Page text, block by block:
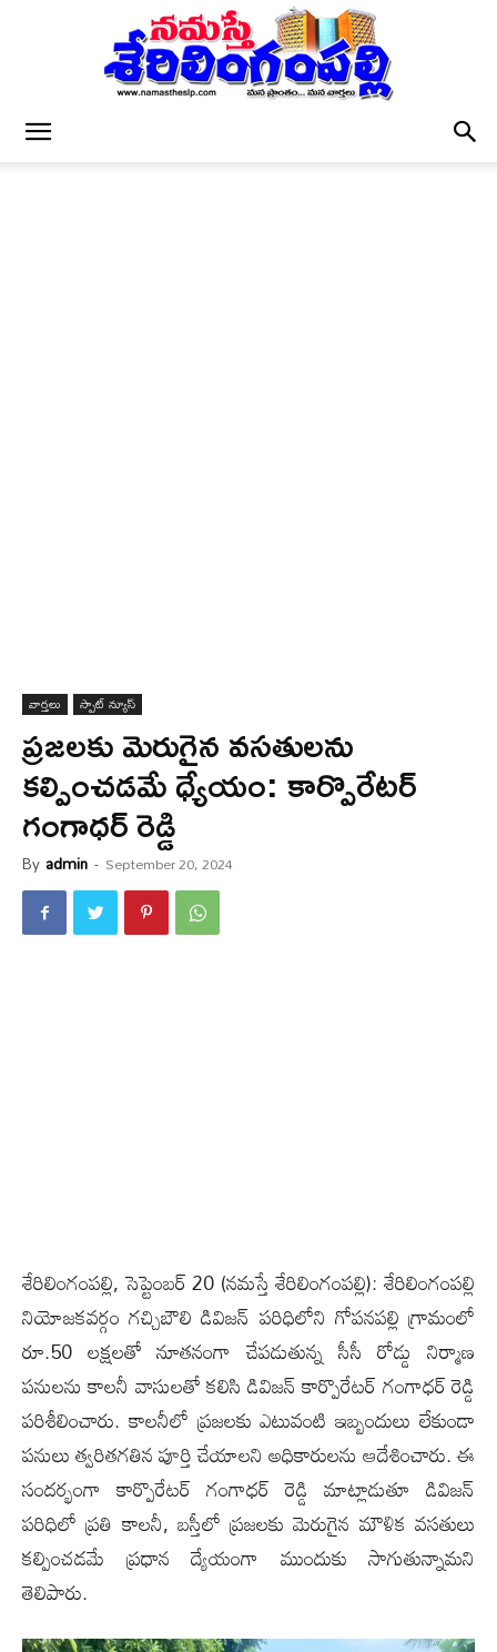
వార్త‌లు స్పాట్ న్యూస్
ప్ర‌జ‌ల‌కు మెరుగైన వ‌స‌తుల‌ను
క‌ల్పించ‌డ‌మే ధ్యేయం: కార్పొరేటర్
గంగాధర్ రెడ్డి
By admin - September 20, 2024
శేరిలింగంపల్లి, సెప్టెంబ‌ర్ 20 (న‌మ‌స్తే శేరిలింగంప‌ల్లి): శేరిలింగంపల్లి
నియోజకవర్గం గచ్చిబౌలి డివిజన్ పరిధిలోని గోపనపల్లి గ్రామంలో
రూ.50 లక్షలతో నూతనంగా చేపడుతున్న సీసీ రోడ్డు నిర్మాణ
పనులను కాలనీ వాసులతో కలిసి డివిజన్ కార్పొరేటర్ గంగాధర్ రెడ్డి
ప‌రిశీలించారు. కాలనీలో ప్రజలకు ఎటువంటి ఇబ్బందులు లేకుండా
పనులు త్వరితగతిన పూర్తి చేయాలని అధికారులను ఆదేశించారు. ఈ
సందర్భంగా కార్పొరేటర్ గంగాధర్ రెడ్డి మాట్లాడుతూ డివిజన్
పరిధిలో ప్రతి కాలనీ, బస్తీలో ప్రజలకు మెరుగైన మౌళిక వసతులు
కల్పించడమే ప్రధాన ద్యేయంగా ముందుకు సాగుతున్నామని
తెలిపారు.